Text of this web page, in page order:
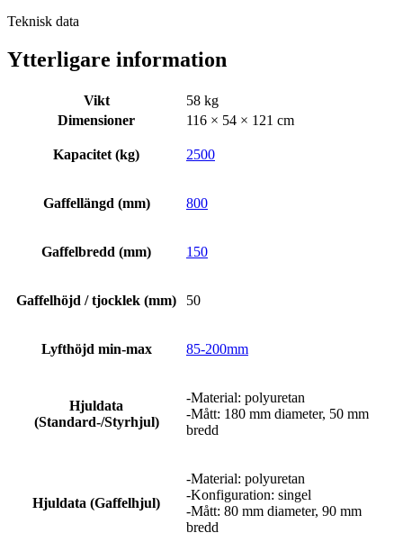
Teknisk data
Ytterligare information
Vikt
58 kg
Dimensioner
116 × 54 × 121 cm
Kapacitet (kg) 2500
Gaffellängd (mm) 800
Gaffelbredd (mm) 150
Gaffelhöjd / tjocklek (mm) 50
Lyfthöjd min-max 85-200mm
Hjuldata
(Standard-/Styrhjul)
-Material: polyuretan
-Mått: 180 mm diameter, 50 mm
bredd
Hjuldata (Gaffelhjul)
-Material: polyuretan
-Konfiguration: singel
-Mått: 80 mm diameter, 90 mm
bredd